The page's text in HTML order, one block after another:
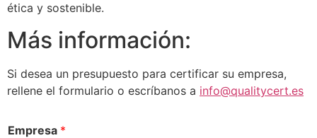
ética y sostenible.
Más información:
Si desea un presupuesto para certificar su empresa,
rellene el formulario o escríbanos a info@qualitycert.es
Empresa *